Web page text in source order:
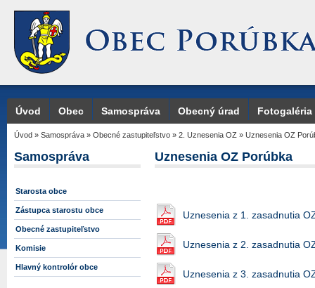
Úvod Obec Samospráva Obecný úrad Fotogaléria
Úvod » Samospráva » Obecné zastupiteľstvo » 2. Uznesenia OZ » Uznesenia OZ
Samospráva
Starosta obce
Zástupca starostu obce
Obecné zastupiteľstvo
Komisie
Hlavný kontrolór obce
Uznesenia OZ Porúbka
Uznesenia z 1. zasadnutia
Uznesenia z 2. zasadnutia
Uznesenia z 3. zasadnutia